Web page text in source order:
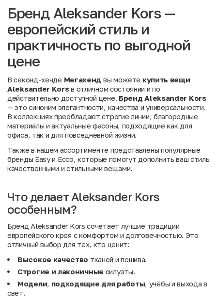
Бренд Aleksander Kors —
европейский стиль и
практичность по выгодной
цене
В секонд-хенде Мегахенд вы можете купить вещи
Aleksander Korsв отличном состоянии и по
действительно доступной цене. Бренд Aleksander Kors
— это синоним элегантности, качества и универсальности.
В коллекциях преобладают строгие линии, благородные
материалы и актуальные фасоны, подходящие как для
офиса, так и для повседневной жизни.
Также в нашем ассортименте представлены популярные
бренды Easyи Ecco, которые помогут дополнить ваш стиль
качественными и стильными вещами.
Что делает Aleksander Kors
особенным?
Бренд Aleksander Kors сочетает лучшие традиции
европейского кроя с комфортом и долговечностью. Это
отличный выбор для тех, кто ценит:
Высокое качество тканей и пошива.
Строгие и лаконичные силуэты.
Модели, подходящие для работы, учёбы и выхода в
свет.